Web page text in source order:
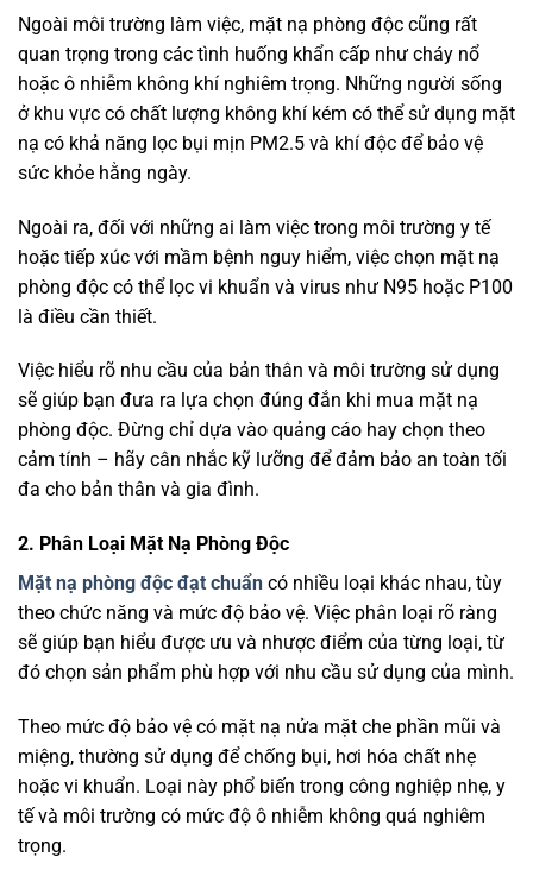
Ngoài môi trường làm việc, mặt nạ phòng độc cũng rất
quan trọng trong các tình huống khẩn cấp như cháy nổ
hoặc ô nhiễm không khí nghiêm trọng. Những người sống
ở khu vực có chất lượng không khí kém có thể sử dụng mặt
nạ có khả năng lọc bụi mịn PM2.5 và khí độc để bảo vệ
sức khỏe hằng ngày.
Ngoài ra, đối với những ai làm việc trong môi trường y tế
hoặc tiếp xúc với mầm bệnh nguy hiểm, việc chọn mặt nạ
phòng độc có thể lọc vi khuẩn và virus như N95 hoặc P100
là điều cần thiết.
Việc hiểu rõ nhu cầu của bản thân và môi trường sử dụng
sẽ giúp bạn đưa ra lựa chọn đúng đắn khi mua mặt nạ
phòng độc. Đừng chỉ dựa vào quảng cáo hay chọn theo
cảm tính – hãy cân nhắc kỹ lưỡng để đảm bảo an toàn tối
đa cho bản thân và gia đình.
2. Phân Loại Mặt Nạ Phòng Độc
Mặt nạ phòng độc đạt chuẩn có nhiều loại khác nhau, tùy
theo chức năng và mức độ bảo vệ. Việc phân loại rõ ràng
sẽ giúp bạn hiểu được ưu và nhược điểm của từng loại, từ
đó chọn sản phẩm phù hợp với nhu cầu sử dụng của mình.
Theo mức độ bảo vệ có mặt nạ nửa mặt che phần mũi và
miệng, thường sử dụng để chống bụi, hơi hóa chất nhẹ
hoặc vi khuẩn. Loại này phổ biến trong công nghiệp nhẹ, y
tế và môi trường có mức độ ô nhiễm không quá nghiêm
trọng.